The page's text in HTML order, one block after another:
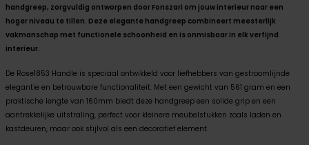
handgreep, zorgvuldig ontworpen door Fonszari om jouw interieur naar een
hoger niveau te tillen. Deze elegante handgreep combineert meesterlijk
vakmanschap met functionele schoonheid en is onmisbaar in elk verfijnd
interieur.
De Rose1853 Handle is speciaal ontwikkeld voor liefhebbers van gestroomlijnde
elegantie en betrouwbare functionaliteit. Met een gewicht van 561 gram en een
praktische lengte van 160mm biedt deze handgreep een solide grip en een
aantrekkelijke uitstraling, perfect voor kleinere meubelstukken zoals laden en
kastdeuren, maar ook stijlvol als een decoratief element.